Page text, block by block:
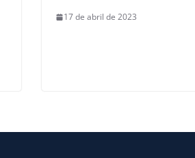
17 de abril de 2023